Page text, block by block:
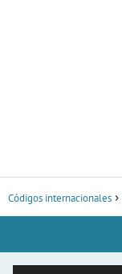
Códigos internacionales